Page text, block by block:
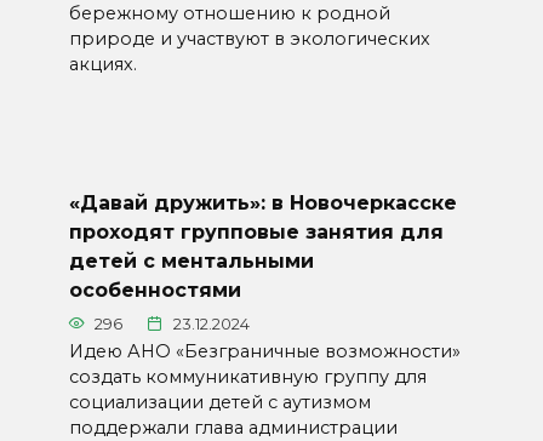
бережному отношению к родной
природе и участвуют в экологических
акциях.
«Давай дружить»: в Новочеркасске
проходят групповые занятия для
детей с ментальными
особенностями
296 23.12.2024
Идею АНО «Безграничные возможности»
создать коммуникативную группу для
социализации детей с аутизмом
поддержали глава администрации